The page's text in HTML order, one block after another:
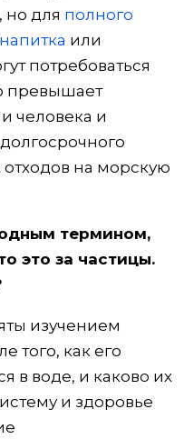
но для полного
или
потребоваться
превышает
человека и
отходов на морскую
термином,
это за частицы.
изучением
того, как его
в воде, и каково их
и здоровье